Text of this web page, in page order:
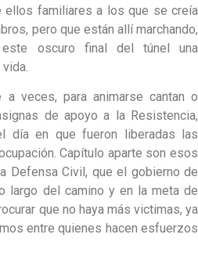
ellos familiares a los que se creía
pero que están allí marchando,
este oscuro final del túnel una
veces, para animarse cantan o
de apoyo a la Resistencia,
día en que fueron liberadas las
Capítulo aparte son esos
Defensa Civil, que el gobierno de
largo del camino y en la meta de
que no haya más victimas, ya
entre quienes hacen esfuerzos